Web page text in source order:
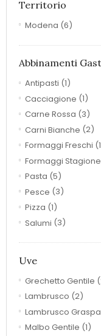
Territorio
Modena (6)
Abbinamenti
Antipasti (1)
Cacciagione (1)
Carne Rossa (3)
Carni Bianche (2)
Formaggi Freschi
Formaggi Stagione
Pasta (5)
Pesce (3)
Pizza (1)
Salumi (3)
Uve
Grechetto Gentile
Lambrusco (2)
Lambrusco
Malbo Gentile (1)